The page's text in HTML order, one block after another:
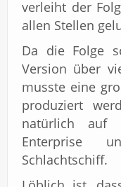
verleiht der
allen Stellen
Da die Folge
Version über
musste eine
produziert
natürlich auf
Enterprise
Schlachtschiff.